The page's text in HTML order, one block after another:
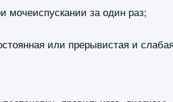
мочеиспускании за один раз;
или прерывистая и